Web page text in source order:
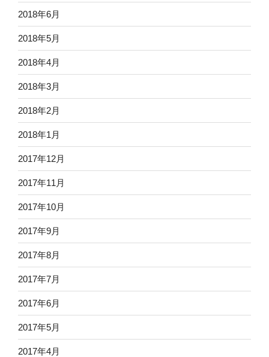
2018年6月
2018年5月
2018年4月
2018年3月
2018年2月
2018年1月
2017年12月
2017年11月
2017年10月
2017年9月
2017年8月
2017年7月
2017年6月
2017年5月
2017年4月